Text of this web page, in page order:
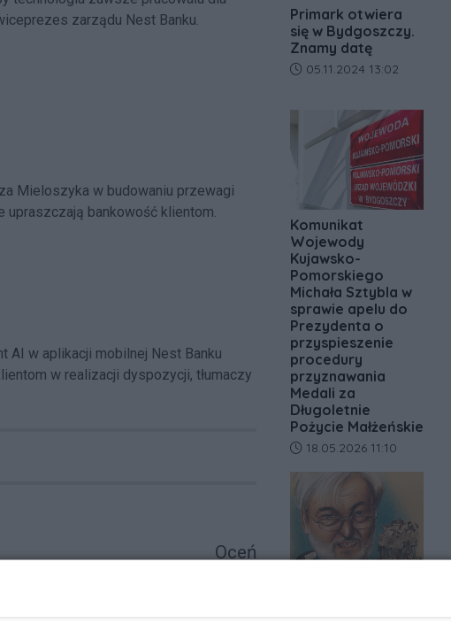
zarządu Nest Banku.
Mieloszyka w budowaniu przewagi
upraszczają bankowość klientom.
AI w aplikacji mobilnej Nest Banku
w realizacji dyspozycji, tłumaczy
Oceń
Primark otwiera
się w Bydgoszczy.
Znamy datę
Data dodania artykułu:
05.11.2024 13:02
Komunikat
Wojewody
Kujawsko-
Pomorskiego
Michała Sztybla w
sprawie apelu do
Prezydenta o
przyspieszenie
procedury
przyznawania
Medali za
Długoletnie
Pożycie Małżeńskie
Data dodania artykułu:
18.05.2026 11:10